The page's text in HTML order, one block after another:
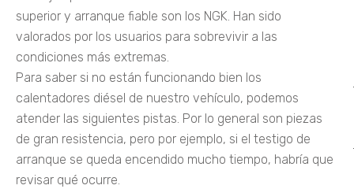
superior y arranque fiable son los NGK. Han sido
valorados por los usuarios para sobrevivir a las
condiciones más extremas.
Para saber si no están funcionando bien los
calentadores diésel de nuestro vehículo, podemos
atender las siguientes pistas. Por lo general son piezas
de gran resistencia, pero por ejemplo, si el testigo de
arranque se queda encendido mucho tiempo, habría que
revisar qué ocurre.